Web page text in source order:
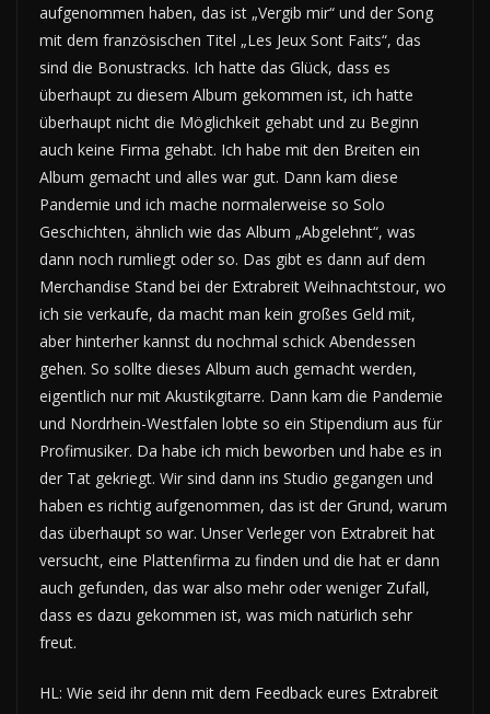
aufgenommen haben, das ist „Vergib mir“ und der Song
mit dem französischen Titel „Les Jeux Sont Faits“, das
sind die Bonustracks. Ich hatte das Glück, dass es
überhaupt zu diesem Album gekommen ist, ich hatte
überhaupt nicht die Möglichkeit gehabt und zu Beginn
auch keine Firma gehabt. Ich habe mit den Breiten ein
Album gemacht und alles war gut. Dann kam diese
Pandemie und ich mache normalerweise so Solo
Geschichten, ähnlich wie das Album „Abgelehnt“, was
dann noch rumliegt oder so. Das gibt es dann auf dem
Merchandise Stand bei der Extrabreit Weihnachtstour, wo
ich sie verkaufe, da macht man kein großes Geld mit,
aber hinterher kannst du nochmal schick Abendessen
gehen. So sollte dieses Album auch gemacht werden,
eigentlich nur mit Akustikgitarre. Dann kam die Pandemie
und Nordrhein-Westfalen lobte so ein Stipendium aus für
Profimusiker. Da habe ich mich beworben und habe es in
der Tat gekriegt. Wir sind dann ins Studio gegangen und
haben es richtig aufgenommen, das ist der Grund, warum
das überhaupt so war. Unser Verleger von Extrabreit hat
versucht, eine Plattenfirma zu finden und die hat er dann
auch gefunden, das war also mehr oder weniger Zufall,
dass es dazu gekommen ist, was mich natürlich sehr
freut.
HL: Wie seid ihr denn mit dem Feedback eures Extrabreit